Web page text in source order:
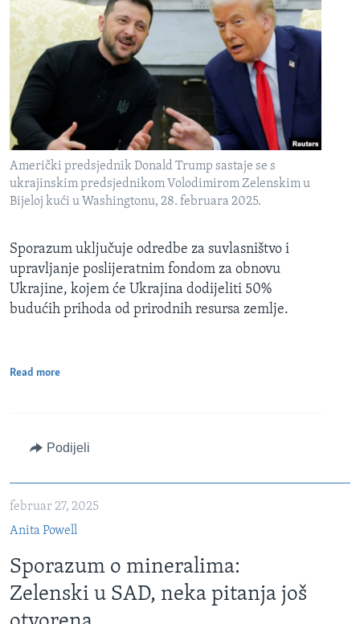
Američki predsjednik Donald Trump sastaje se s
ukrajinskim predsjednikom Volodimirom Zelenskim u
Bijeloj kući u Washingtonu, 28. februara 2025.
Sporazum uključuje odredbe za suvlasništvo i
upravljanje poslijeratnim fondom za obnovu
Ukrajine, kojem će Ukrajina dodijeliti 50%
budućih prihoda od prirodnih resursa zemlje.
Read more
Podijeli
februar 27, 2025
Anita Powell
Sporazum o mineralima:
Zelenski u SAD, neka pitanja još